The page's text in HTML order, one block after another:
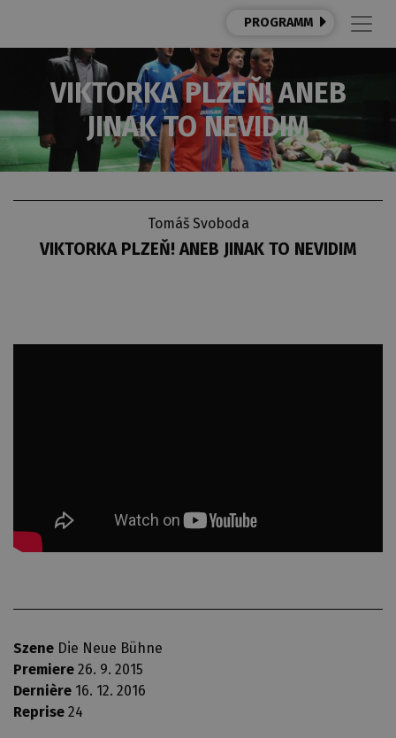
PROGRAMM
VIKTORKA PLZEŇ! ANEB
JINAK TO NEVIDIM
Tomáš Svoboda
VIKTORKA PLZEŇ! ANEB JINAK TO NEVIDIM
Szene Die Neue Bühne
Premiere 26. 9. 2015
Dernière 16. 12. 2016
Reprise 24